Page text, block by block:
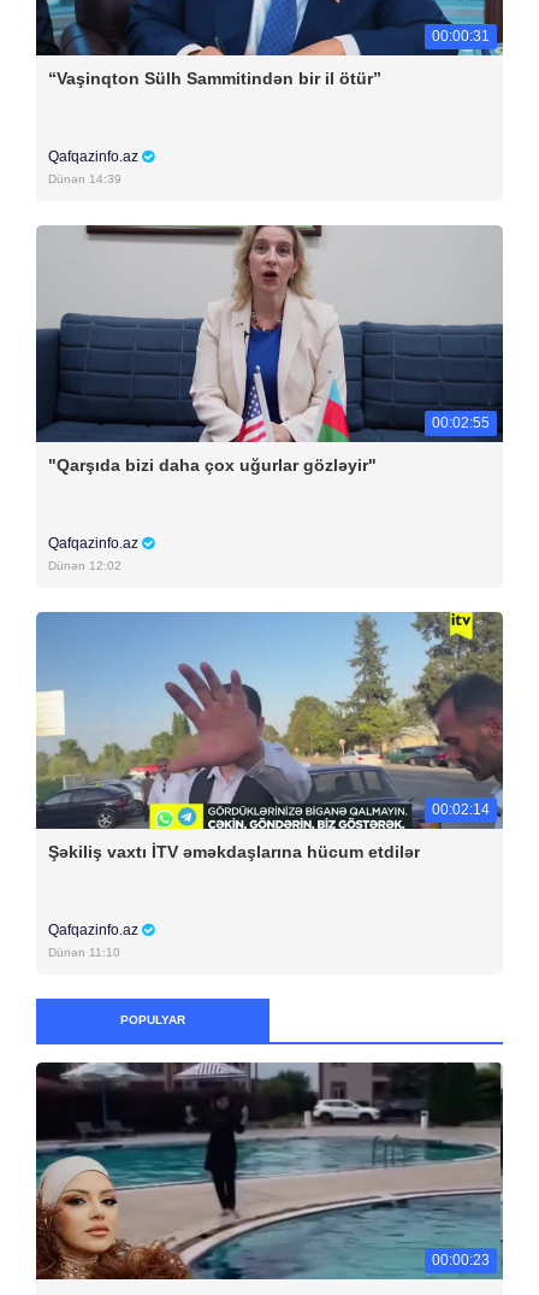
00:00:31
“Vaşinqton Sülh Sammitindən bir il ötür”
Qafqazinfo.az
Dünən 14:39
00:02:55
"Qarşıda bizi daha çox uğurlar gözləyir"
Qafqazinfo.az
Dünən 12:02
00:02:14
Şəkiliş vaxtı İTV əməkdaşlarına hücum etdilər
Qafqazinfo.az
Dünən 11:10
POPULYAR
00:00:23